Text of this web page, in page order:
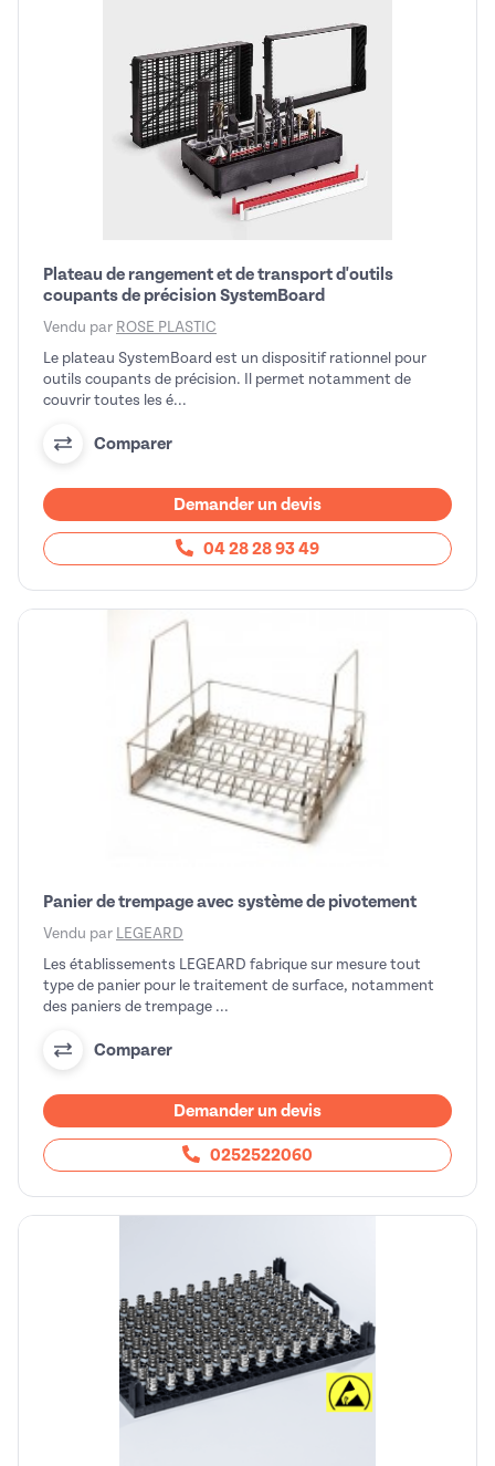
Plateau de rangement et de transport d'outils
coupants de précision SystemBoard
Vendu par ROSE PLASTIC
Le plateau SystemBoard est un dispositif rationnel pour
outils coupants de précision. Il permet notamment de
couvrir toutes les é...
Comparer
Demander un devis
04 28 28 93 49
Panier de trempage avec système de pivotement
Vendu par LEGEARD
Les établissements LEGEARD fabrique sur mesure tout
type de panier pour le traitement de surface, notamment
des paniers de trempage ...
Comparer
Demander un devis
0252522060